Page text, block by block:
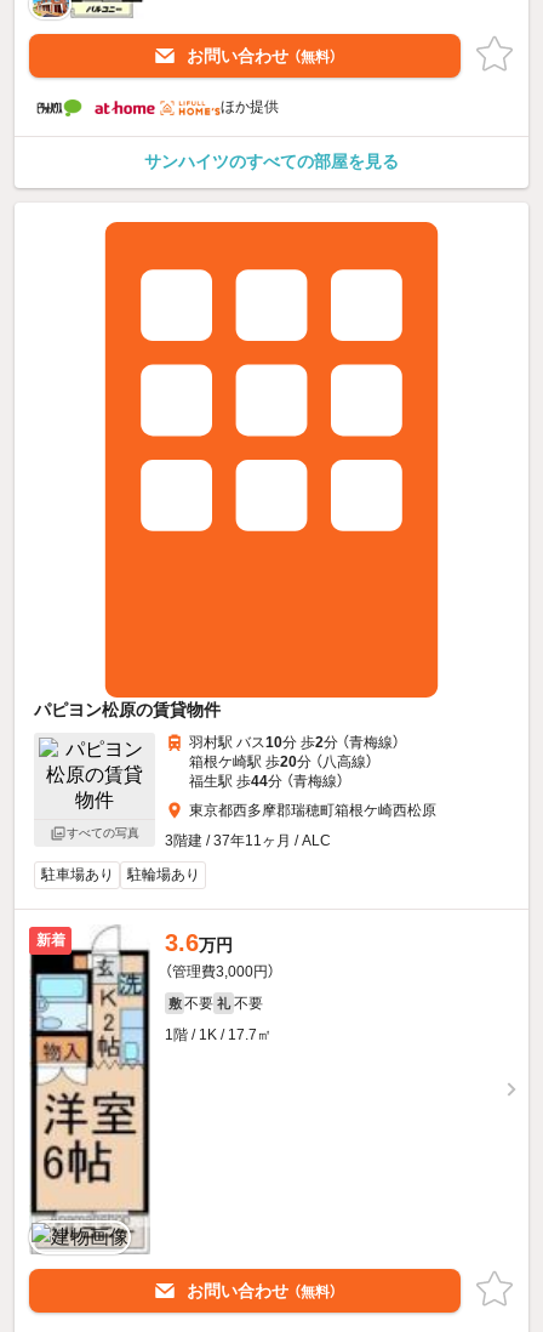
お問い合わせ （無料）
ほか提供
サンハイツのすべての部屋を見る
パピヨン松原の賃貸物件
すべての写真
羽村駅 バス10分 歩2分 （青梅線）
箱根ケ崎駅 歩20分 （八高線）
福生駅 歩44分 （青梅線）
東京都西多摩郡瑞穂町箱根ケ崎西松原
3階建 / 37年11ヶ月 / ALC
駐車場あり
駐輪場あり
新着 3.6万円
（管理費3,000円）
敷 不要 礼 不要
1階 / 1K / 17.7㎡
お問い合わせ （無料）